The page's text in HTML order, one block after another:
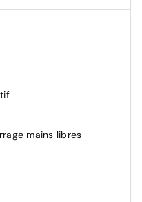
mains libres